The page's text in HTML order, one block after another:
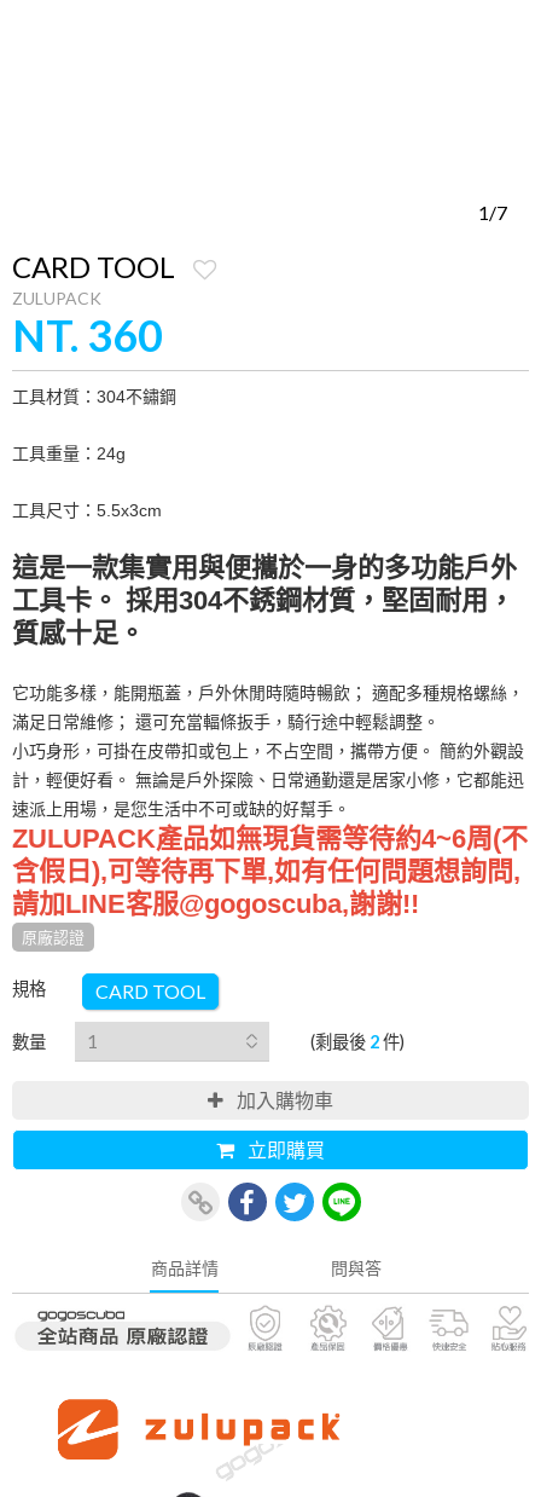
1/7
CARD TOOL
ZULUPACK
NT. 360
工具材質：304不鏽鋼
工具重量：24g
工具尺寸：5.5x3cm
這是一款集實用與便攜於一身的多功能戶外
工具卡。 採用304不銹鋼材質，堅固耐用，
質感十足。
它功能多樣，能開瓶蓋，戶外休閒時隨時暢飲； 適配多種規格螺絲，
滿足日常維修； 還可充當輻條扳手，騎行途中輕鬆調整。
小巧身形，可掛在皮帶扣或包上，不占空間，攜帶方便。 簡約外觀設
計，輕便好看。 無論是戶外探險、日常通勤還是居家小修，它都能迅
速派上用場，是您生活中不可或缺的好幫手。
ZULUPACK產品如無現貨需等待約4~6周(不
含假日),可等待再下單,如有任何問題想詢問,
請加LINE客服@gogoscuba,謝謝!!
原廠認證
規格 CARD TOOL
數量 (剩最後 2件)
加入購物車
立即購買
商品詳情 問與答